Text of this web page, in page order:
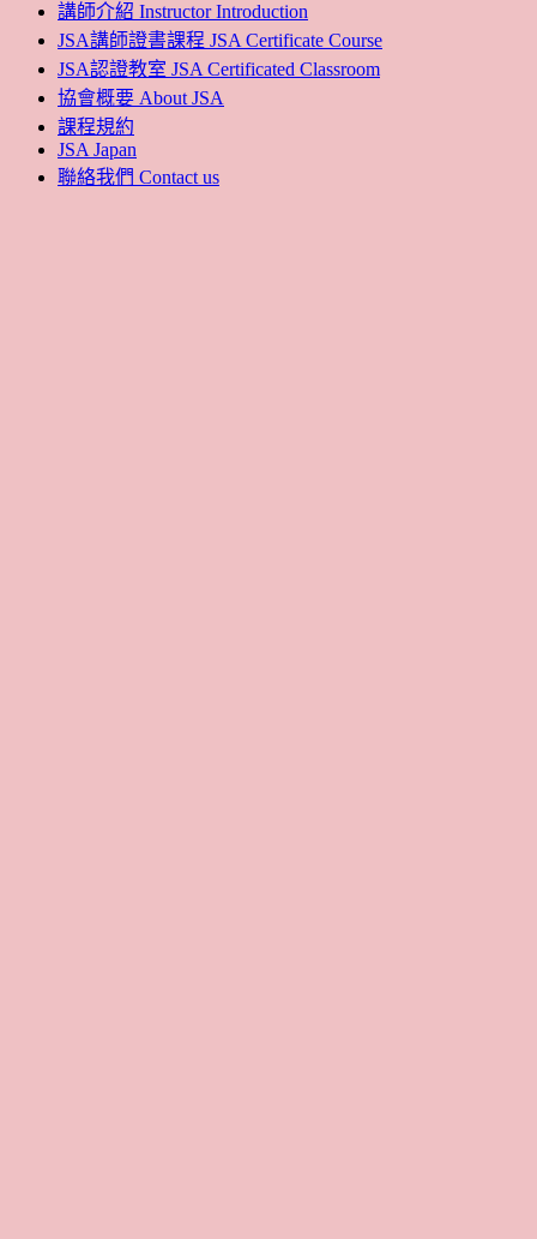
講師介紹 Instructor Introduction
JSA講師證書課程 JSA Certificate Course
JSA認證教室 JSA Certificated Classroom
協會概要 About JSA
課程規約
JSA Japan
聯絡我們 Contact us